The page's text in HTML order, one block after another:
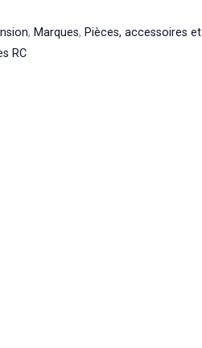
, Marques, Pièces, accessoires et
RC